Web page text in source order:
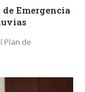
Emergencia
Plan de